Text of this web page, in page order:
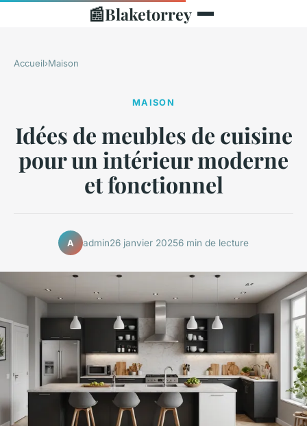
📰Blaketorrey
Accueil›Maison
MAISON
Idées de meubles de cuisine
pour un intérieur moderne
et fonctionnel
A admin26 janvier 20256 min de lecture